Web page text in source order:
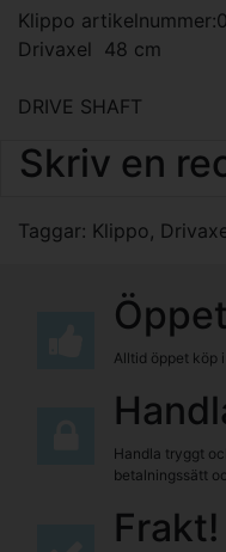
Klippo
Drivaxel 48 cm
DRIVE SHAFT
Skriv en
Taggar: Klippo,
Alltid öppet köp
Handla tryggt
betalningssätt
Frakt!